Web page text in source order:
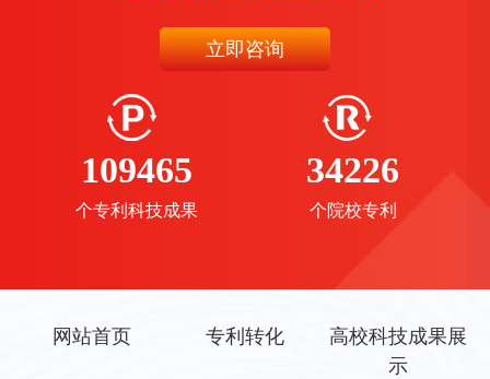
立即咨询
109465
个专利科技成果
34226
个院校专利
网站首页 专利转化
高校科技成果展
示